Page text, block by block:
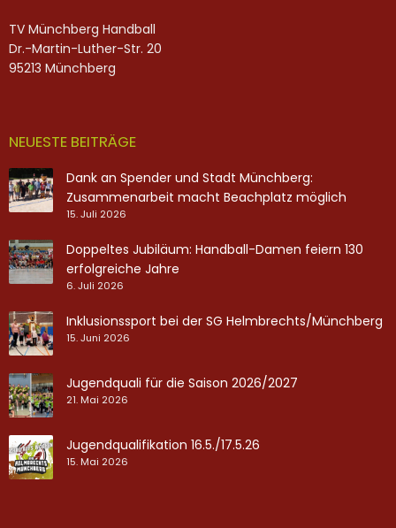
TV Münchberg Handball
Dr.-Martin-Luther-Str. 20
95213 Münchberg
NEUESTE BEITRÄGE
Dank an Spender und Stadt Münchberg:
Zusammenarbeit macht Beachplatz möglich
15. Juli 2026
Doppeltes Jubiläum: Handball-Damen feiern 130
erfolgreiche Jahre
6. Juli 2026
Inklusionssport bei der SG Helmbrechts/Münchberg
15. Juni 2026
Jugendquali für die Saison 2026/2027
21. Mai 2026
Jugendqualifikation 16.5./17.5.26
15. Mai 2026